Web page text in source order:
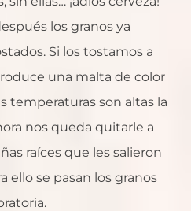
los granos ya
Si los tostamos a
una malta de color
temperaturas son altas la
nos queda quitarle a
raíces que les salieron
ello se pasan los granos